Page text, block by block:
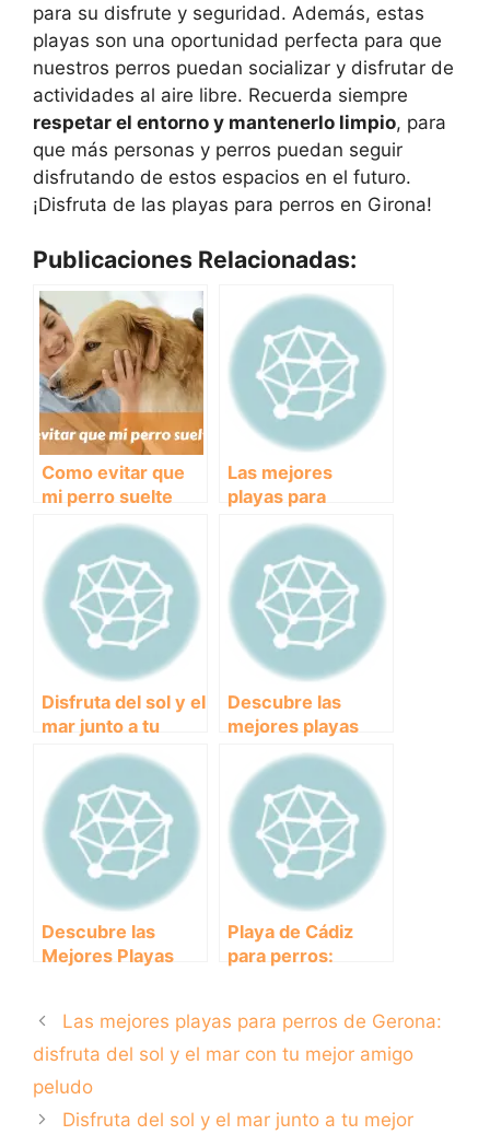
para su disfrute y seguridad. Además, estas
playas son una oportunidad perfecta para que
nuestros perros puedan socializar y disfrutar de
actividades al aire libre. Recuerda siempre
respetar el entorno y mantenerlo limpio, para
que más personas y perros puedan seguir
disfrutando de estos espacios en el futuro.
¡Disfruta de las playas para perros en Girona!
Publicaciones Relacionadas:
Como evitar que
mi perro suelte
Las mejores
playas para
perros: diversión
asegurada en la
arena y el mar
Disfruta del sol y el
mar junto a tu
peludo: Las
mejores playas
para perros en
Barcelona
Descubre las
mejores playas
para perros en
Asturias y disfruta
con tu amigo
peludo
Descubre las
Mejores Playas
Completa del
Verano
Playa de Cádiz
para perros:
costa andaluza
Las mejores playas para perros de Gerona:
disfruta del sol y el mar con tu mejor amigo
peludo
Disfruta del sol y el mar junto a tu mejor